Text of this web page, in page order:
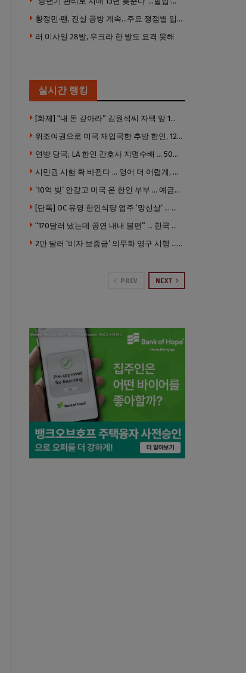
황정민·팬, 진실 공방 계속…주요 쟁점별 입장 정리
러 미사일 28발, 우크라 한 발도 요격 못해
실시간 랭킹
[화제] “내 돈 갚아라” 김원석씨 자택 앞 1인 광대 시위 … 한인 투자사, “108만 달러 못받아”
위조여권으로 미국 재입국한 추방 한인, 120만 달러 은행 사기 행각
연방 당국, LA 한인 간호사 지명수배 … 500만 달러 메디캐어 사기, 선고 직전 한국 도주
시민권 시험 확 바뀐다 … 영어 더 어렵게, 민간시험 도입 추진
’10억 빚’ 안갚고 미국 온 한인 부부 … 예금보험공사, 미국서 소송
[단독] OC 유명 한인식당 업주 ‘망신살’ … 육류대금 안 갚자 식당서 공개추심
“170달러 냈는데 공연 내내 불편” … 한국 코미디언 LA공연, 음향 불량에 외모 비하 개그 논란
2만 달러 ‘비자 보증금’ 의무화 영구 시행 … 입국 문턱 더 높아진다.
PREV NEXT